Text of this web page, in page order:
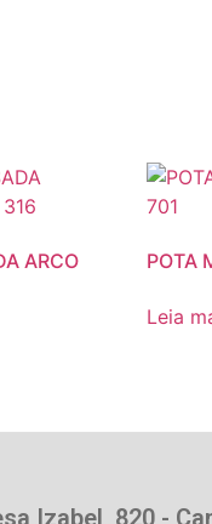
ARCO
POTA
Leia
Izabel, 820 -